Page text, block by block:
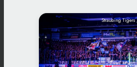
Straubing